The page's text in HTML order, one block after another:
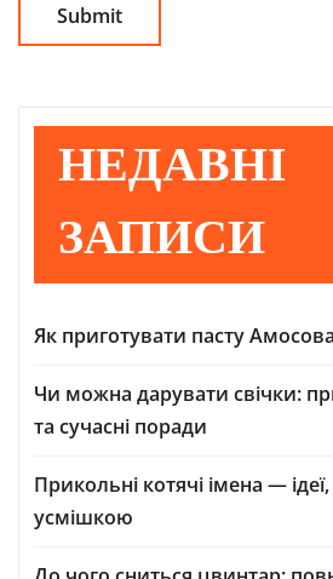
НЕДАВНІ
ЗАПИСИ
Як приготувати пасту
Чи можна дарувати свічки:
та сучасні поради
Прикольні котячі імена —
усмішкою